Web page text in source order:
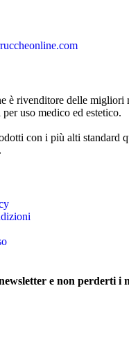
è rivenditore delle migliori
uso medico ed estetico.
con i più alti standard
e non perderti i